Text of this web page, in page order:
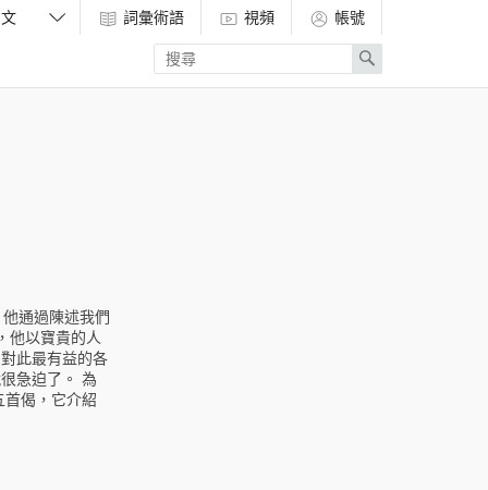
詞彙術語 視頻
帳號
Enter
search
term
Search
通過陳述我們
他以寶貴的人
此最有益的各
急迫了。 為
偈，它介紹